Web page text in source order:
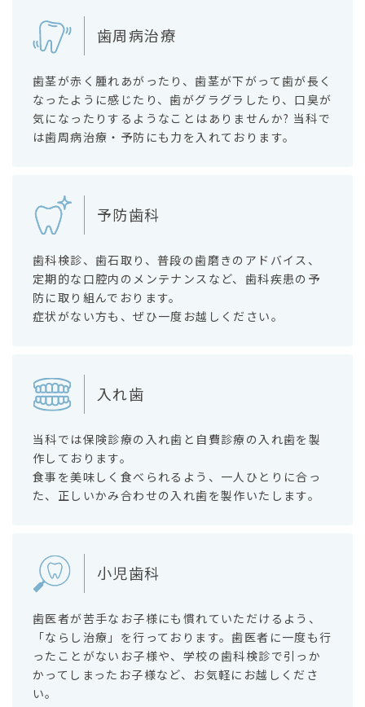
歯周病治療
歯茎が赤く腫れあがったり、歯茎が下がって歯が長く
なったように感じたり、歯がグラグラしたり、口臭が
気になったりするようなことはありませんか? 当科で
は歯周病治療・予防にも力を入れております。
予防歯科
歯科検診、歯石取り、普段の歯磨きのアドバイス、
定期的な口腔内のメンテナンスなど、歯科疾患の予
防に取り組んでおります。
症状がない方も、ぜひ一度お越しください。
入れ歯
当科では保険診療の入れ歯と自費診療の入れ歯を製
作しております。
食事を美味しく食べられるよう、一人ひとりに合っ
た、正しいかみ合わせの入れ歯を製作いたします。
小児歯科
歯医者が苦手なお子様にも慣れていただけるよう、
「ならし治療」を行っております。歯医者に一度も行
ったことがないお子様や、学校の歯科検診で引っか
かってしまったお子様など、お気軽にお越しくださ
い。